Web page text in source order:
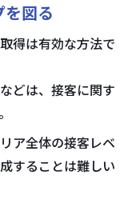
図る
得は有効な方法で
どは、接客に関す
ア全体の接客レベ
することは難しい